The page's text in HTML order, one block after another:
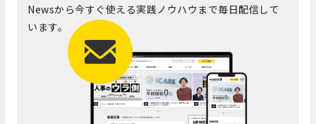
Newsから今すぐ使える実践ノウハウまで毎日配信して
います。